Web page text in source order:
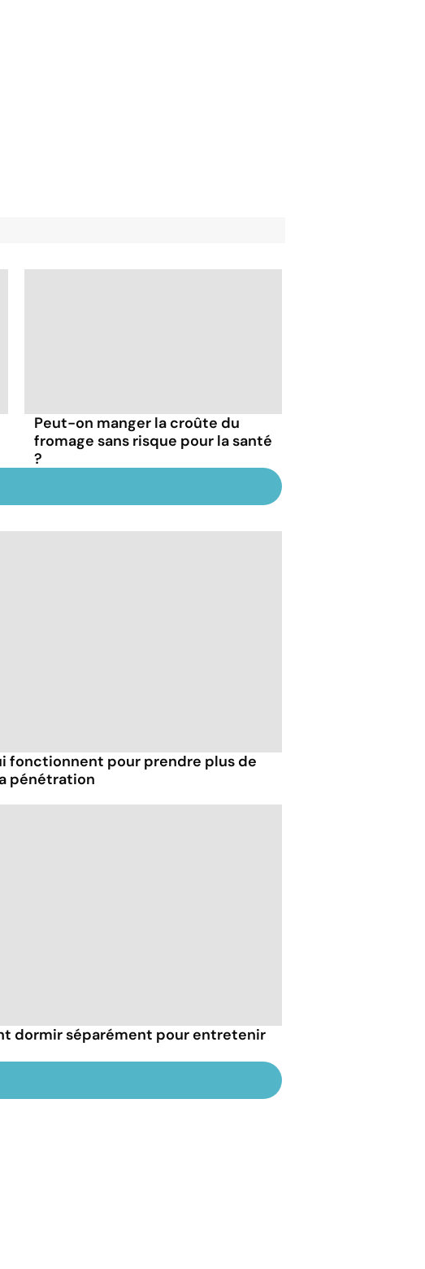
Peut-on manger la croûte du
fromage sans risque pour la santé
?
fonctionnent pour prendre plus de
pénétration
dormir séparément pour entretenir